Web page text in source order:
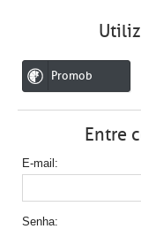
Promob
Entre
E-mail
Senha